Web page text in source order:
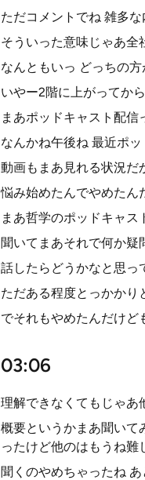
ただコメントでね 雑多
そういった意味じゃあ全
なんともいっ どっちの
いやー2階に上がってか
まあポッドキャスト配
なんかね午後ね 最近ポ
動画もまあ見れる状況だ
悩み始めたんでやめたん
まあ哲学のポッドキャス
聞いてまあそれで何か疑
話したらどうかなと思っ
ただある程度とっかかり
でそれもやめたんだけど
03:06
理解できなくてもじゃあ
概要というかまあ聞いて
ったけど他のはもうね難
聞くのやめちゃったね